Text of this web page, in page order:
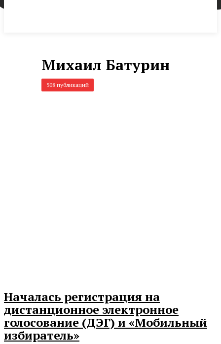
Михаил Батурин
508 публикаций
Началась регистрация на
дистанционное электронное
голосование (ДЭГ) и «Мобильный
избиратель»